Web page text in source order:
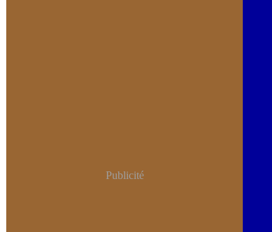
Publicité